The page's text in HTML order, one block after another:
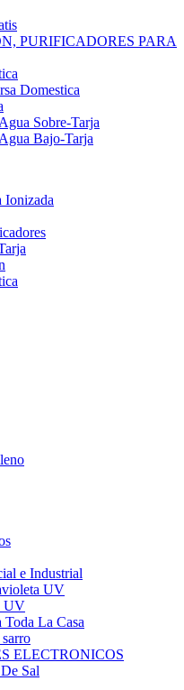
PURIFICADORES PARA
Domestica
Sobre-Tarja
Bajo-Tarja
Ionizada
e Industrial
UV
UV
La Casa
ELECTRONICOS
Sal